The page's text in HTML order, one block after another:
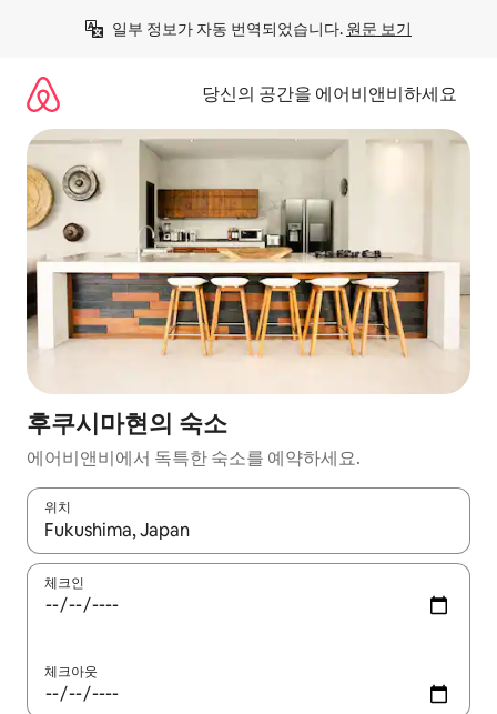
일부 정보가 자동 번역되었습니다. 원문 보기
당신의 공간을 에어비앤비하세요
후쿠시마현의 숙소
에어비앤비에서 독특한 숙소를 예약하세요.
위치
결과가 나오면 위·아래 화살표 키를 사용하거나 터치 또는 스와이
체크인
체크아웃